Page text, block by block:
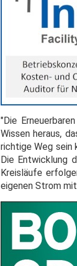
"Die
Wissen heraus,
richtige Weg sein
Die Entwicklung
Kreisläufe
eigenen Strom